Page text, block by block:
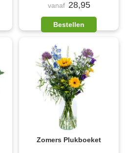
vanaf 28,95
Bestellen
Zomers Plukboeket